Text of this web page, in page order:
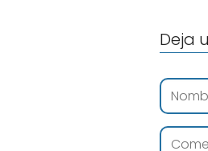
Deja